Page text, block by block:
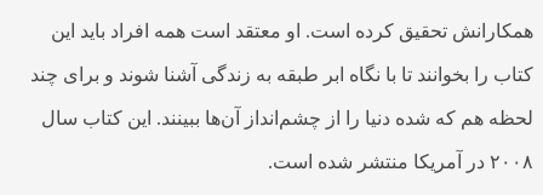
همکارانش تحقیق کرده است. او معتقد است همه افراد باید این
کتاب را بخوانند تا با نگاه ابر طبقه به زندگی آشنا شوند و برای چند
لحظه هم که شده دنیا را از چشم‌انداز آن‌ها ببینند. این کتاب سال
۲۰۰۸ در آمریکا منتشر شده است.